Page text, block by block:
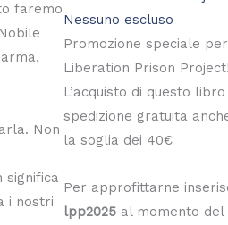
faremo
Non
i nostri
Nessuno escluso
Promozione speciale
Liberation Prison Project!
L’acquisto di questo
spedizione gratuita
la soglia dei 40€
Per approfittarne
lpp2025 al momento del